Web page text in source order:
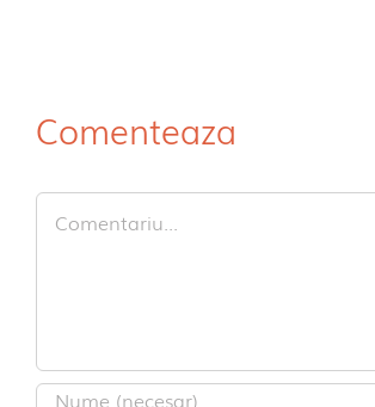
Comenteaza
Comment